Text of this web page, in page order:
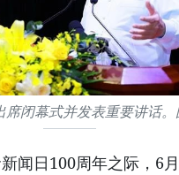
席闭幕式并发表重要讲话
闻日100周年之际，6